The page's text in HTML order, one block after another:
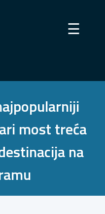
×
☰
most treća
na